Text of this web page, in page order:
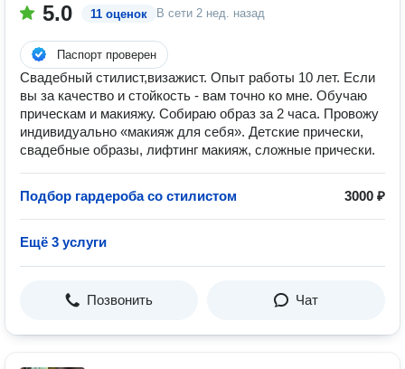
5.0 11 оценок В сети 2 нед. назад
Паспорт проверен
Свадебный стилист,визажист. Опыт работы 10 лет. Если
вы за качество и стойкость - вам точно ко мне. Обучаю
прическам и макияжу. Собираю образ за 2 часа. Провожу
индивидуально «макияж для себя». Детские прически,
свадебные образы, лифтинг макияж, сложные прически.
Подбор гардероба со стилистом 3000 ₽
Ещё 3 услуги
Позвонить Чат